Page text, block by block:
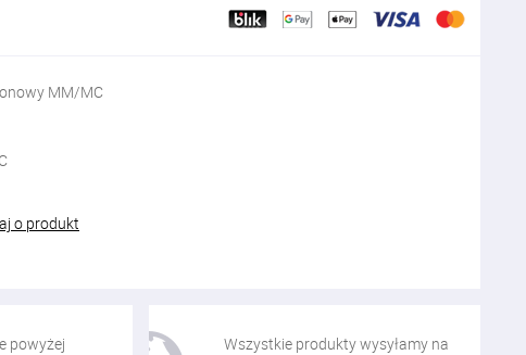
MM/MC
o produkt
powyżej
Wszystkie produkty wysyłamy na